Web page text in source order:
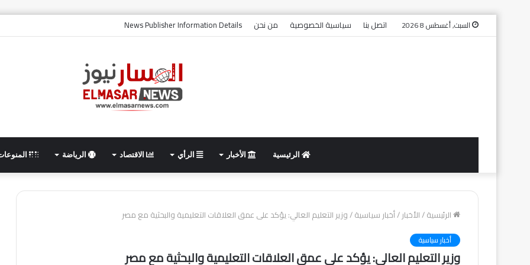
السبت, أغسطس 8 2026 اتصل بنا سياسية الخصوصية من نحن News Publisher Information Details
الرئيسية الأخبار الرأي الاقتصاد الرياضة
الرئيسية/الأخبار/أخبار سياسية/وزير التعليم العالي: يؤكد على عمق العلاقات التعليمية والبحثية مع مصر
أخبار سياسية
وزير التعليم العالي: يؤكد على عمق العلاقات التعليمية والبحثية مع مصر